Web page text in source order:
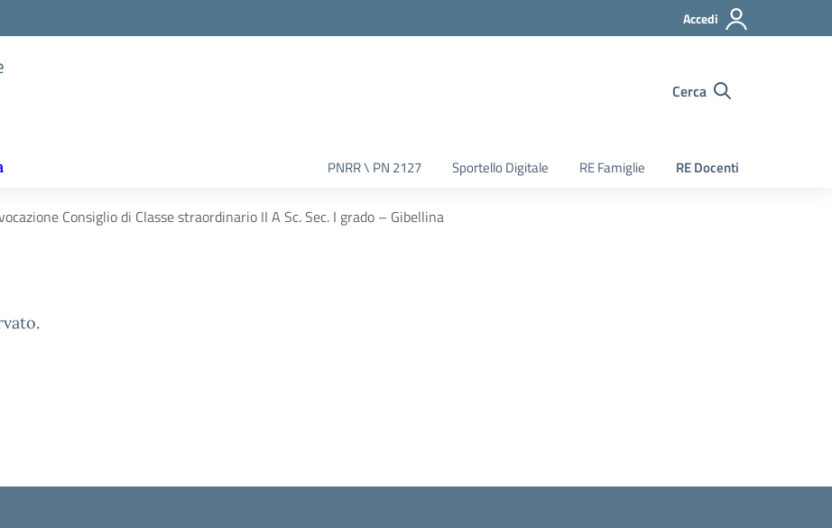
Accedi
Cerca
PNRR \ PN 2127 Sportello Digitale RE Famiglie RE Docenti
Consiglio di Classe straordinario II A Sc. Sec. I grado – Gibellina